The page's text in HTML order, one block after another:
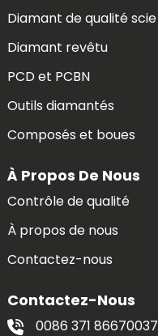
Diamant de qualité scie
Diamant revêtu
PCD et PCBN
Outils diamantés
Composés et boues
À Propos De Nous
Contrôle de qualité
À propos de nous
Contactez-nous
Contactez-Nous
0086 371 86670037